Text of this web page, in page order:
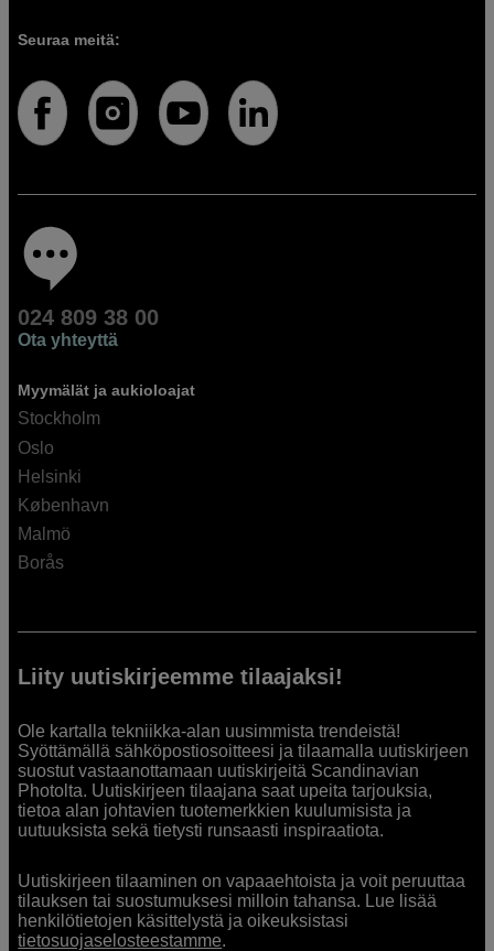
Seuraa meitä:
024 809 38 00
Ota yhteyttä
Myymälät ja aukioloajat
Stockholm
Oslo
Helsinki
København
Malmö
Borås
Liity uutiskirjeemme tilaajaksi!
Ole kartalla tekniikka-alan uusimmista trendeistä!
Syöttämällä sähköpostiosoitteesi ja tilaamalla uutiskirjeen
suostut vastaanottamaan uutiskirjeitä Scandinavian
Photolta. Uutiskirjeen tilaajana saat upeita tarjouksia,
tietoa alan johtavien tuotemerkkien kuulumisista ja
uutuuksista sekä tietysti runsaasti inspiraatiota.
Uutiskirjeen tilaaminen on vapaaehtoista ja voit peruuttaa
tilauksen tai suostumuksesi milloin tahansa. Lue lisää
henkilötietojen käsittelystä ja oikeuksistasi
tietosuojaselosteestamme.